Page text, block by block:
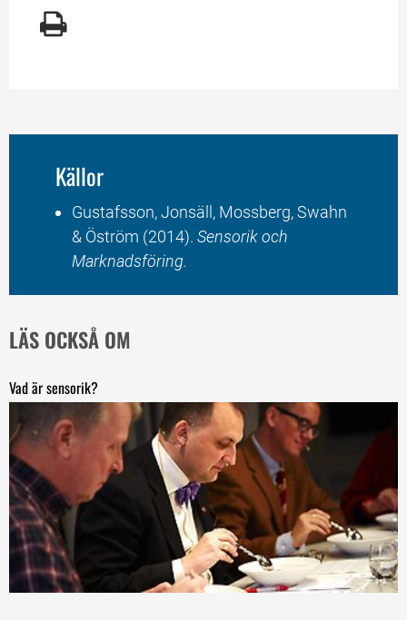
Källor
Gustafsson, Jonsäll, Mossberg, Swahn
& Öström (2014). Sensorik och
Marknadsföring.
LÄS OCKSÅ OM
Vad är sensorik?